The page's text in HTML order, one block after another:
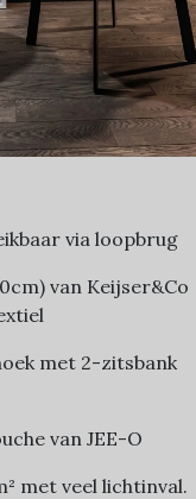
via loopbrug
van Keijser&Co
met 2-zitsbank
van JEE-O
met veel lichtinval.